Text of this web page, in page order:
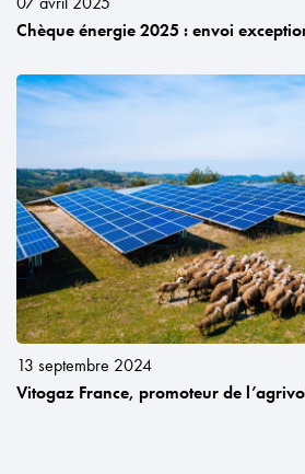
Chèque énergie 2025 : envoi
13 septembre 2024
Vitogaz France, promoteur de